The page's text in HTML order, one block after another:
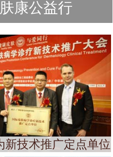
肤康公益行
新技术推广定点单位